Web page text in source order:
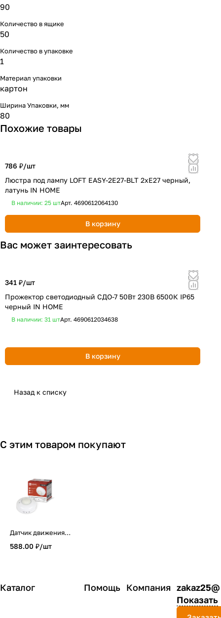
90
Количество в ящике
50
Количество в упаковке
1
Материал упаковки
картон
Ширина Упаковки, мм
80
Похожие товары
786 ₽/шт
Люстра под лампу LOFT EASY-2E27-BLT 2хЕ27 черный,
латунь IN HOME
В наличии: 25 штАрт. 4690612064130
В корзину
Вас может заинтересовать
341 ₽/шт
Прожектор светодиодный СДО-7 50Вт 230В 6500К IP65
черный IN HOME
В наличии: 31 штАрт. 4690612034638
В корзину
Назад к списку
С этим товаром покупают
Датчик движения
020B 800Вт 360
588.00 ₽/шт
Каталог Помощь Компания zakaz25@
Показать